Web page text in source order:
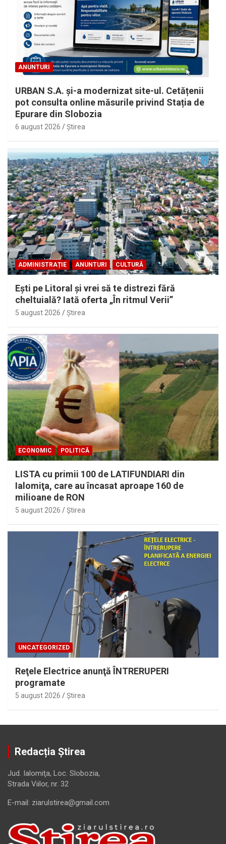
ANUNTURI
URBAN S.A. și-a modernizat site-ul. Cetățenii
pot consulta online măsurile privind Stația de
Epurare din Slobozia
6 august 2026 Ştirea
ADMINISTRAȚIE ANUNTURI CULTURĂ
Eşti pe Litoral şi vrei să te distrezi fără
cheltuială? Iată oferta „În ritmul Verii”
5 august 2026 Ştirea
ECONOMIC POLITICĂ
LISTA cu primii 100 de LATIFUNDIARI din
Ialomiţa, care au încasat aproape 160 de
milioane de RON
5 august 2026 Ştirea
UNCATEGORIZED
Reţele Electrice anunţă ÎNTRERUPERI
programate
5 august 2026 Ştirea
Redacția Știrea
Jud. Ialomiţa, Loc. Slobozia,
Strada Viilor, nr. 32
E-mail: ziarulstirea@gmail.com